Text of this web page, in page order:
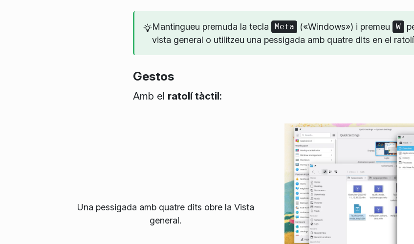
Mantingueu premuda la tecla Meta («Windows») i premeu W
vista general o utilitzeu una pessigada amb quatre dits en el
Gestos
Amb el ratolí tàctil:
Una pessigada amb quatre dits obre la Vista
general.